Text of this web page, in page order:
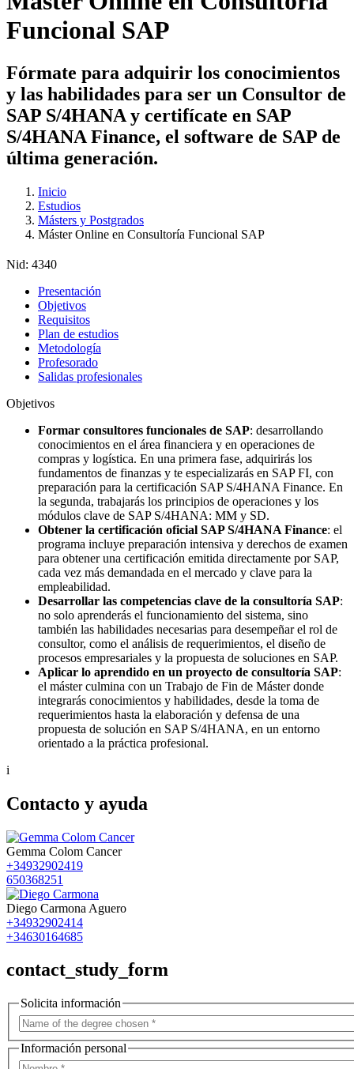
Funcional SAP
Fórmate para adquirir los conocimientos
y las habilidades para ser un Consultor de
SAP S/4HANA y certifícate en SAP
S/4HANA Finance, el software de SAP de
última generación.
Inicio
Estudios
Másters y Postgrados
Máster Online en Consultoría Funcional SAP
Nid: 4340
Presentación
Objetivos
Requisitos
Plan de estudios
Metodología
Profesorado
Salidas profesionales
Objetivos
Formar consultores funcionales de SAP: desarrollando
conocimientos en el área financiera y en operaciones de
compras y logística. En una primera fase, adquirirás los
fundamentos de finanzas y te especializarás en SAP FI, con
preparación para la certificación SAP S/4HANA Finance. En
la segunda, trabajarás los principios de operaciones y los
módulos clave de SAP S/4HANA: MM y SD.
Obtener la certificación oficial SAP S/4HANA Finance: el
programa incluye preparación intensiva y derechos de examen
para obtener una certificación emitida directamente por SAP,
cada vez más demandada en el mercado y clave para la
empleabilidad.
Desarrollar las competencias clave de la consultoría SAP:
no solo aprenderás el funcionamiento del sistema, sino
también las habilidades necesarias para desempeñar el rol de
consultor, como el análisis de requerimientos, el diseño de
procesos empresariales y la propuesta de soluciones en SAP.
Aplicar lo aprendido en un proyecto de consultoría SAP:
el máster culmina con un Trabajo de Fin de Máster donde
integrarás conocimientos y habilidades, desde la toma de
requerimientos hasta la elaboración y defensa de una
propuesta de solución en SAP S/4HANA, en un entorno
orientado a la práctica profesional.
i
Contacto y ayuda
Gemma Colom Cancer
+34932902419
650368251
Diego Carmona Aguero
+34932902414
+34630164685
contact_study_form
Solicita información
Información personal